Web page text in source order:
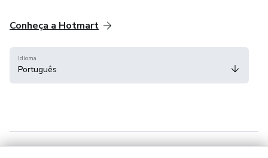
Conheça a Hotmart
Idioma
Português